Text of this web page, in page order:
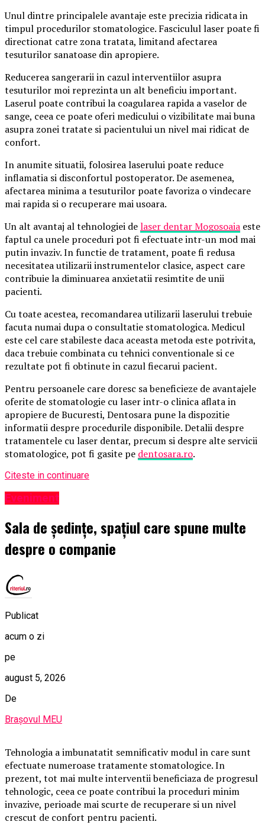
Unul dintre principalele avantaje este precizia ridicata in
timpul procedurilor stomatologice. Fasciculul laser poate fi
directionat catre zona tratata, limitand afectarea
tesuturilor sanatoase din apropiere.
Reducerea sangerarii in cazul interventiilor asupra
tesuturilor moi reprezinta un alt beneficiu important.
Laserul poate contribui la coagularea rapida a vaselor de
sange, ceea ce poate oferi medicului o vizibilitate mai buna
asupra zonei tratate si pacientului un nivel mai ridicat de
confort.
In anumite situatii, folosirea laserului poate reduce
inflamatia si disconfortul postoperator. De asemenea,
afectarea minima a tesuturilor poate favoriza o vindecare
mai rapida si o recuperare mai usoara.
Un alt avantaj al tehnologiei delaser dentar Mogosoaia este
faptul ca unele proceduri pot fi efectuate intr-un mod mai
putin invaziv. In functie de tratament, poate fi redusa
necesitatea utilizarii instrumentelor clasice, aspect care
contribuie la diminuarea anxietatii resimtite de unii
pacienti.
Cu toate acestea, recomandarea utilizarii laserului trebuie
facuta numai dupa o consultatie stomatologica. Medicul
este cel care stabileste daca aceasta metoda este potrivita,
daca trebuie combinata cu tehnici conventionale si ce
rezultate pot fi obtinute in cazul fiecarui pacient.
Pentru persoanele care doresc sa beneficieze de avantajele
oferite de stomatologie cu laser intr-o clinica aflata in
apropiere de Bucuresti, Dentosara pune la dispozitie
informatii despre procedurile disponibile. Detalii despre
tratamentele cu laser dentar, precum si despre alte servicii
stomatologice, pot fi gasite pe dentosara.ro.
Citeste in continuare
Eveniment
Sala de ședințe, spațiul care spune multe
despre o companie
Publicat
acum o zi
pe
august 5, 2026
De
Brașovul MEU
Tehnologia a imbunatatit semnificativ modul in care sunt
efectuate numeroase tratamente stomatologice. In
prezent, tot mai multe interventii beneficiaza de progresul
tehnologic, ceea ce poate contribui la proceduri minim
invazive, perioade mai scurte de recuperare si un nivel
crescut de confort pentru pacienti.